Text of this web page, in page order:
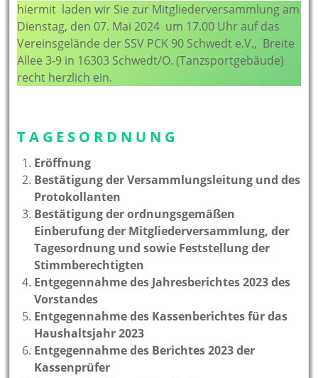
hiermit laden wir Sie zur Mitgliederversammlung am
Dienstag, den 07. Mai 2024 um 17.00 Uhr auf das
Vereinsgelände der SSV PCK 90 Schwedt e.V., Breite
Allee 3-9 in 16303 Schwedt/O. (Tanzsportgebäude)
recht herzlich ein.
T A G E S O R D N U N G
Eröffnung
Bestätigung der Versammlungsleitung und des
Protokollanten
Bestätigung der ordnungsgemäßen
Einberufung der Mitgliederversammlung, der
Tagesordnung und sowie Feststellung der
Stimmberechtigten
Entgegennahme des Jahresberichtes 2023 des
Vorstandes
Entgegennahme des Kassenberichtes für das
Haushaltsjahr 2023
Entgegennahme des Berichtes 2023 der
Kassenprüfer